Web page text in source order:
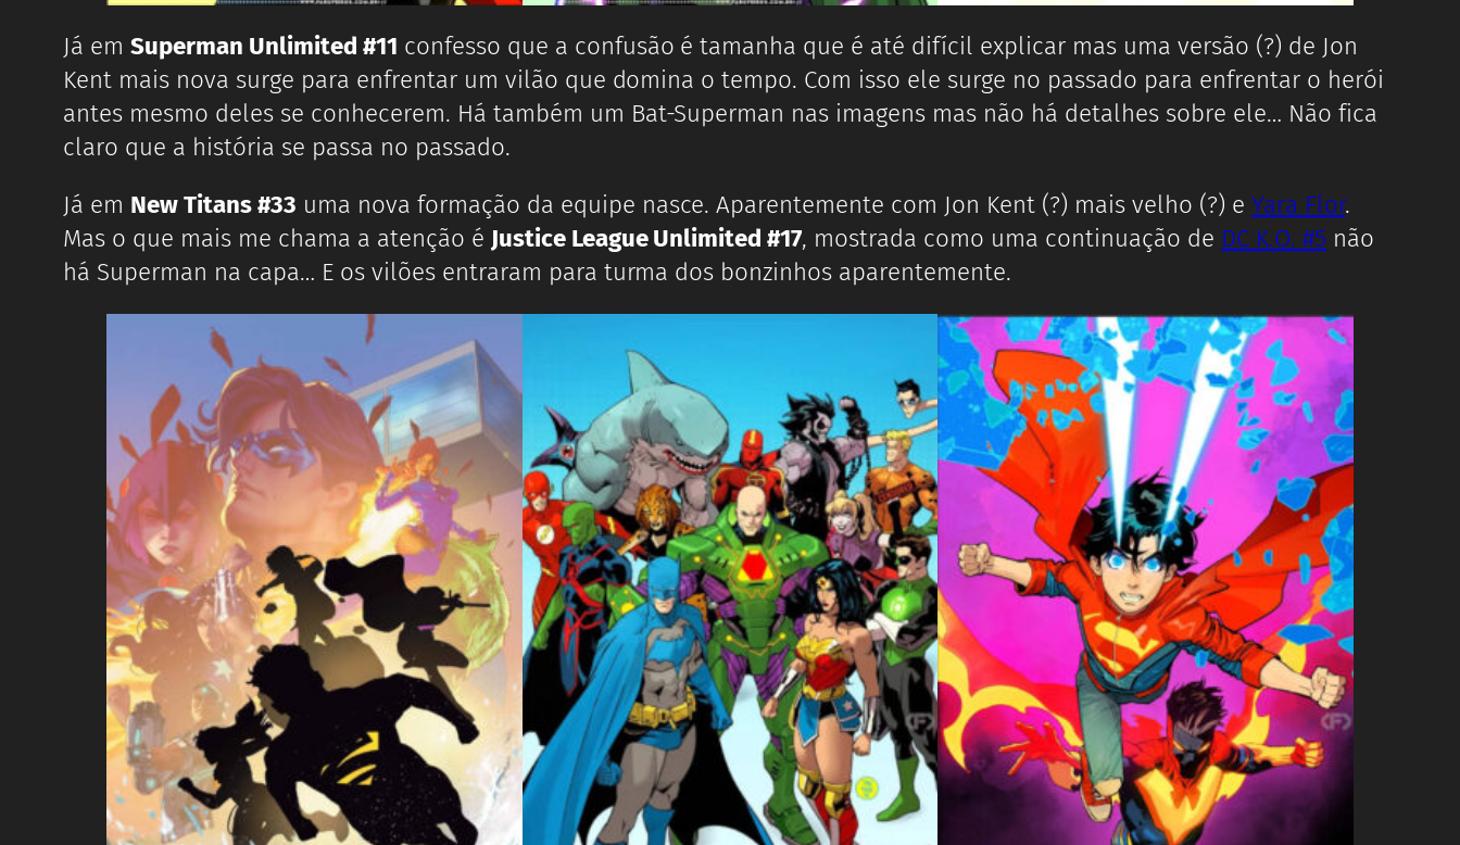
Já em Superman Unlimited #11 confesso que a confusão é tamanha que é até difícil explicar mas uma versão (?) de Jon
Kent mais nova surge para enfrentar um vilão que domina o tempo. Com isso ele surge no passado para enfrentar o herói
antes mesmo deles se conhecerem. Há também um Bat-Superman nas imagens mas não há detalhes sobre ele… Não fica
claro que a história se passa no passado.
Já em New Titans #33 uma nova formação da equipe nasce. Aparentemente com Jon Kent (?) mais velho (?) e Yara Flor.
Mas o que mais me chama a atenção é Justice League Unlimited #17, mostrada como uma continuação de DC K.O. #5 não
há Superman na capa… E os vilões entraram para turma dos bonzinhos aparentemente.